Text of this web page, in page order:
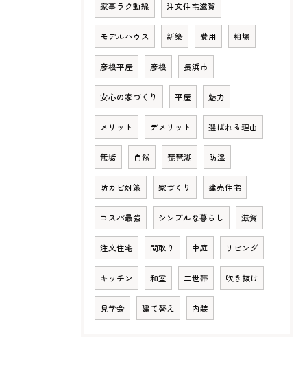
家事ラク動線 注文住宅滋賀
モデルハウス 新築 費用 相場
彦根平屋 彦根 長浜市
安心の家づくり 平屋 魅力
メリット デメリット 選ばれる理由
無垢 自然 琵琶湖 防湿
防カビ対策 家づくり 建売住宅
コスパ最強 シンプルな暮らし 滋賀
注文住宅 間取り 中庭 リビング
キッチン 和室 二世帯 吹き抜け
見学会 建て替え 内装